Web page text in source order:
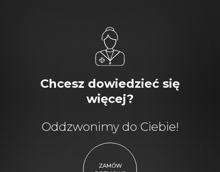
Chcesz dowiedzieć się
więcej?
Oddzwonimy do Ciebie!
ZAMÓW